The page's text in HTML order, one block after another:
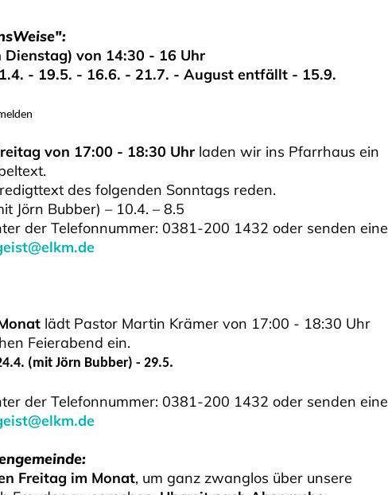
von 14:30 - 16 Uhr
- 19.5. - 16.6. - 21.7. - August entfällt - 15.9.
von 17:00 - 18:30 Uhr laden wir ins Pfarrhaus ein
des folgenden Sonntags reden.
Jörn Bubber) – 10.4. – 8.5
der Telefonnummer: 0381-200 1432 oder senden eine
lädt Pastor Martin Krämer von 17:00 - 18:30 Uhr
Feierabend ein.
(mit Jörn Bubber) - 29.5.
der Telefonnummer: 0381-200 1432 oder senden eine
Freitag im Monat, um ganz zwanglos über unsere